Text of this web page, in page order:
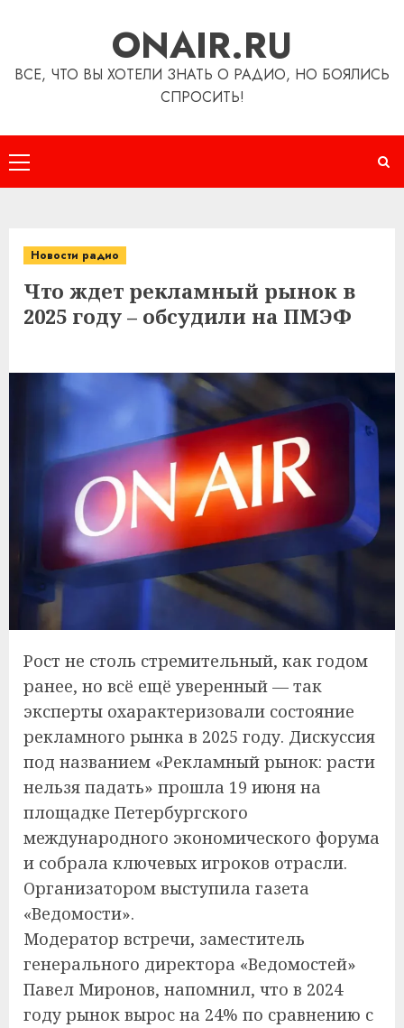
ONAIR.RU
ВСЕ, ЧТО ВЫ ХОТЕЛИ ЗНАТЬ О РАДИО, НО БОЯЛИСЬ
СПРОСИТЬ!
Основное
меню
Новости радио
Что ждет рекламный рынок в
2025 году – обсудили на ПМЭФ
Рост не столь стремительный, как годом
ранее, но всё ещё уверенный — так
эксперты охарактеризовали состояние
рекламного рынка в 2025 году. Дискуссия
под названием «Рекламный рынок: расти
нельзя падать» прошла 19 июня на
площадке Петербургского
международного экономического форума
и собрала ключевых игроков отрасли.
Организатором выступила газета
«Ведомости».
Модератор встречи, заместитель
генерального директора «Ведомостей»
Павел Миронов, напомнил, что в 2024
году рынок вырос на 24% по сравнению с